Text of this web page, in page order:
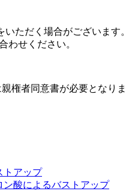
ただく場合がございます。
わせください。
権者同意書が必要となりま
トアップ
ン酸によるバストアップ